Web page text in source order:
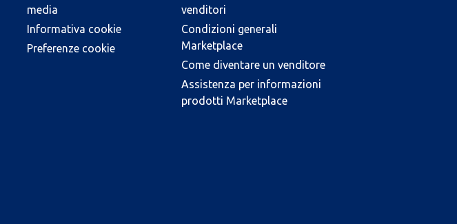
media
Informativa cookie
Preferenze cookie
venditori
Condizioni generali
Marketplace
Come diventare un venditore
Assistenza per informazioni
prodotti Marketplace